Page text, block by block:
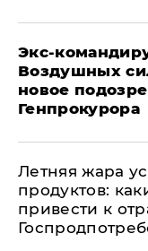
Экс-
Воздушных
новое
Генпрокурора
Летняя жара
продуктов:
привести к